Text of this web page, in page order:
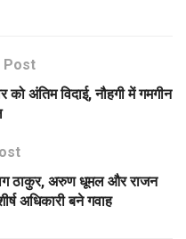
Post
अंतिम विदाई, नौहगी में गमगीन
ठाकुर, अरुण धूमल और राजन
अधिकारी बने गवाह